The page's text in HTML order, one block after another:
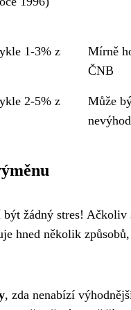
1-3% z
Mírně
ČNB
2-5% z
Může
žádný stres!
hned několik
, zda nenabízí